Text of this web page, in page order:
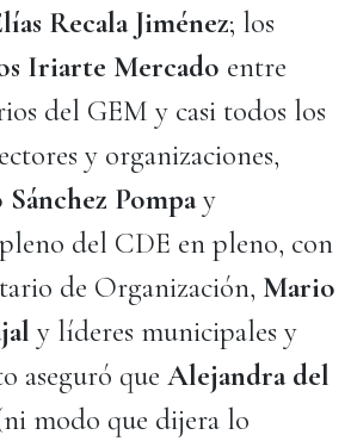
Recala Jiménez; los
Iriarte Mercado entre
del GEM y casi todos los
y organizaciones,
Pompay
del CDE en pleno, con
de Organización, Mario
y líderes municipales y
aseguró que Alejandra del
modo que dijera lo